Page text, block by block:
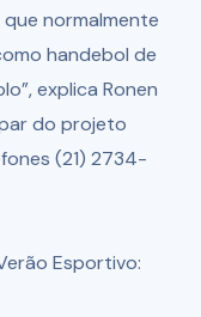
normalmente
handebol de
explica Ronen
do projeto
(21) 2734-
Esportivo: